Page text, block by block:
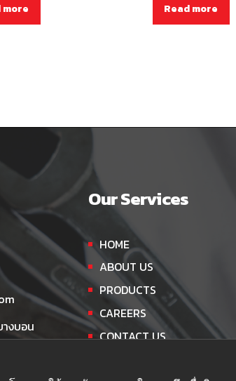
more Read more
างบอน
Our Services
HOME
ABOUT US
PRODUCTS
CAREERS
CONTACT US